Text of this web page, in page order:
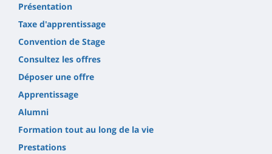
Présentation
Taxe d'apprentissage
Convention de Stage
Consultez les offres
Déposer une offre
Apprentissage
Alumni
Formation tout au long de la vie
Prestations